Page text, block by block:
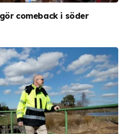
comeback i söder